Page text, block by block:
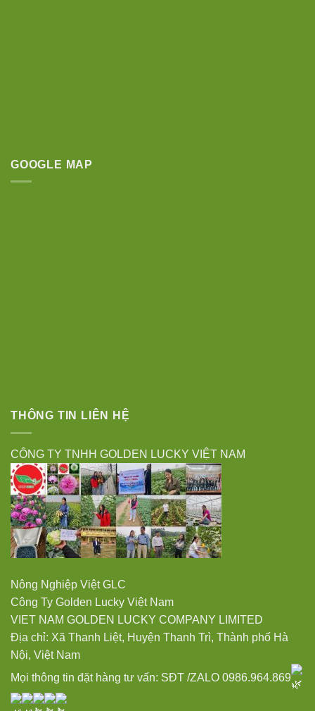
GOOGLE MAP
THÔNG TIN LIÊN HỆ
CÔNG TY TNHH GOLDEN LUCKY VIỆT NAM
Nông Nghiệp Việt GLC
Công Ty Golden Lucky Việt Nam
VIET NAM GOLDEN LUCKY COMPANY LIMITED
Địa chỉ: Xã Thanh Liệt, Huyện Thanh Trì, Thành phố Hà
Nội, Việt Nam
Mọi thông tin đặt hàng tư vấn: SĐT /ZALO 0986.964.869